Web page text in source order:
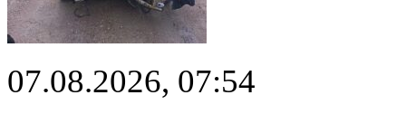
07.08.2026, 07:54